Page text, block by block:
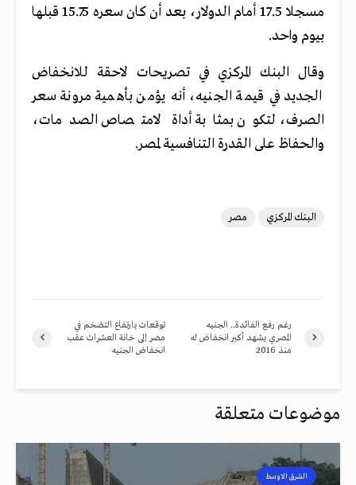
مسجلا 17.5 أمام الدولار، بعد أن كان سعره 15.75 قبلها
بيوم واحد.
وقال البنك المركزي في تصريحات لاحقة للانخفاض
الجديد في قيمة الجنيه، أنه يؤمن بأهمية مرونة سعر
الصرف، لتكون بمثابة أداة لامتصاص الصدمات،
والحفاظ على القدرة التنافسية لمصر.
البنك المركزي مصر
توقعات بارتفاع التضخم في
مصر إلى خانة العشرات عقب
انخفاض الجنيه
رغم رفع الفائدة.. الجنيه
المصري يشهد أكبر انخفاض له
منذ 2016
موضوعات متعلقة
الشرق الاوسط رصد